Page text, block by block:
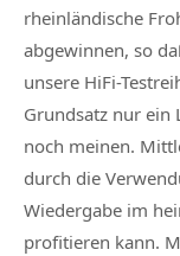
rheinländische
abgewinnen, so
unsere HiFi-
Grundsatz nur ein
noch meinen.
durch die
Wiedergabe im
profitieren kann.